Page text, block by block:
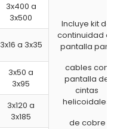
Incluye kit de
continuidad
pantalla para
cables con
pantalla de
cintas
helicoidales
de cobre
3x400 a
3x500
3x16 a 3x35
3x50 a
3x95
3x120 a
3x185